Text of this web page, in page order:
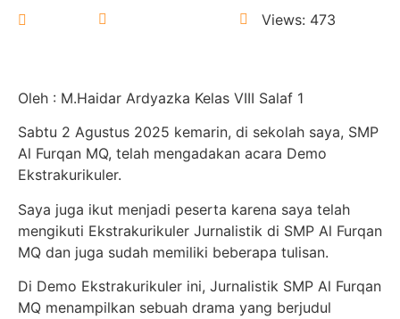
Views: 473
Oleh : M.Haidar Ardyazka Kelas VIII Salaf 1
Sabtu 2 Agustus 2025 kemarin, di sekolah saya, SMP
Al Furqan MQ, telah mengadakan acara Demo
Ekstrakurikuler.
Saya juga ikut menjadi peserta karena saya telah
mengikuti Ekstrakurikuler Jurnalistik di SMP Al Furqan
MQ dan juga sudah memiliki beberapa tulisan.
Di Demo Ekstrakurikuler ini, Jurnalistik SMP Al Furqan
MQ menampilkan sebuah drama yang berjudul